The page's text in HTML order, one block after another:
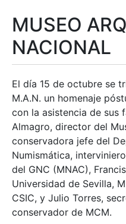
Mostra/Amaga
MUSEO
NACIONAL
El día 15 de octubre se
M.A.N. un homenaje
con la asistencia de sus
Almagro, director del
conservadora jefe del
Numismática,
del GNC (MNAC),
Universidad de Sevilla,
CSIC, y Julio Torres,
conservador de MCM.